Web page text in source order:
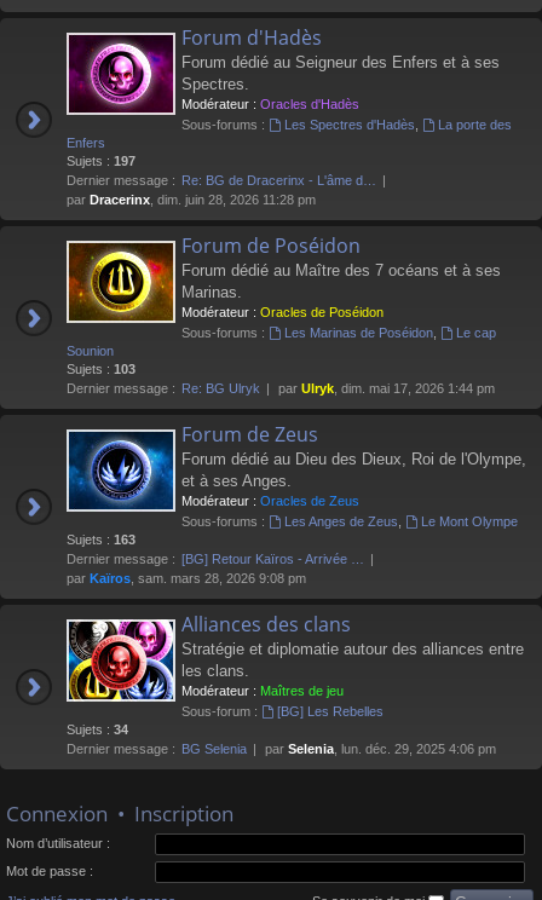
Forum d'Hadès
Forum dédié au Seigneur des Enfers et à ses
Spectres.
Modérateur : Oracles d'Hadès
Sous-forums :
Les Spectres d'Hadès
La porte des
Enfers
Sujets : 197
Dernier message : Re: BG de Dracerinx - L'âme d…
par Dracerinx , dim. juin 28, 2026 11:28 pm
Forum de Poséidon
Forum dédié au Maître des 7 océans et à ses
Marinas.
Modérateur : Oracles de Poséidon
Sous-forums :
Les Marinas de Poséidon,
Le cap
Sounion
Sujets : 103
Dernier message : Re: BG Ulryk par Ulryk , dim. mai 17, 2026 1:44 pm
Forum de Zeus
Forum dédié au Dieu des Dieux, Roi de l'Olympe,
et à ses Anges.
Modérateur : Oracles de Zeus
Sous-forums :
Les Anges de Zeus
Le Mont Olympe
Sujets : 163
Dernier message : [BG] Retour Kaïros - Arrivée …
par Kaïros , sam. mars 28, 2026 9:08 pm
Alliances des clans
Stratégie et diplomatie autour des alliances entre
les clans.
Modérateur : Maîtres de jeu
Sous-forum :
[BG] Les Rebelles
Sujets : 34
Dernier message : BG Selenia par Selenia , lun. déc. 29, 2025 4:06 pm
Connexion • Inscription
Nom d’utilisateur :
Mot de passe :